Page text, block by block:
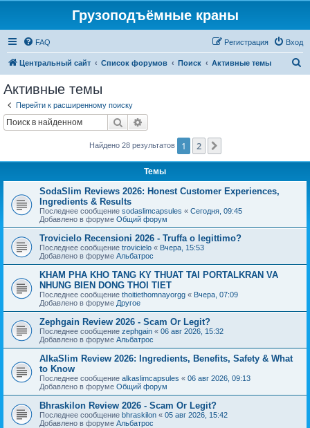
Грузоподъёмные краны
FAQ Вход
Регистрация
Центральный сайт Список форумов Поиск Активные темы
Активные темы
Перейти к расширенному поиску
Поиск
Найдено 28 результатов 1 2
Темы
SodaSlim Reviews 2026: Honest Customer Experiences,
Ingredients & Results
Последнее сообщение sodaslimcapsules « Сегодня, 09:45
Добавлено в форуме Общий форум
Trovicielo Recensioni 2026 - Truffa o legittimo?
Последнее сообщение trovicielo « Вчера, 15:53
Добавлено в форуме Альбатрос
KHAM PHA KHO TANG KY THUAT TAI PORTALKRAN VA
NHUNG BIEN DONG THOI TIET
Последнее сообщение thoitiethomnayorgg « Вчера, 07:09
Добавлено в форуме Другое
Zephgain Review 2026 - Scam Or Legit?
Последнее сообщение zephgain « 06 авг 2026, 15:32
Добавлено в форуме Альбатрос
AlkaSlim Review 2026: Ingredients, Benefits, Safety & What
to Know
Последнее сообщение alkaslimcapsules « 06 авг 2026, 09:13
Добавлено в форуме Общий форум
Bhraskilon Review 2026 - Scam Or Legit?
Последнее сообщение bhraskilon « 05 авг 2026, 15:42
Добавлено в форуме Альбатрос